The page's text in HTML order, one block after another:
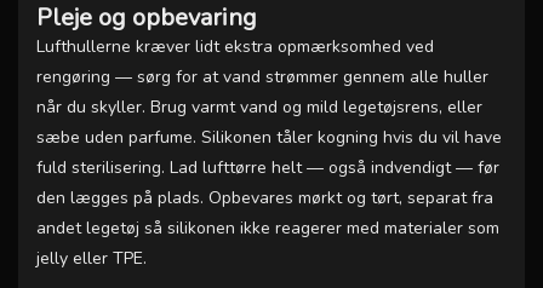
Pleje og opbevaring
Lufthullerne kræver lidt ekstra opmærksomhed ved
rengøring — sørg for at vand strømmer gennem alle huller
når du skyller. Brug varmt vand og mild legetøjsrens, eller
sæbe uden parfume. Silikonen tåler kogning hvis du vil have
fuld sterilisering. Lad lufttørre helt — også indvendigt — før
den lægges på plads. Opbevares mørkt og tørt, separat fra
andet legetøj så silikonen ikke reagerer med materialer som
jelly eller TPE.